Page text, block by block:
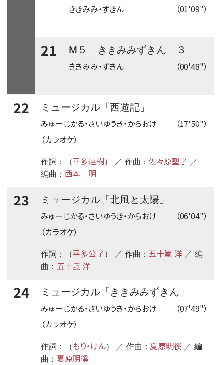
（01'09"）
ききみみ・ずきん
21
M５ ききみみずきん ３
（00'48"）
ききみみ・ずきん
22
ミュージカル「西遊記」
（17'50"）
みゅーじかる・さいゆうき・からおけ
（カラオケ）
作詞：（平多達樹） ／ 作曲： 佐々原聖子 ／
編曲： 西本 明
23
ミュージカル「北風と太陽」
（06'04"）
みゅーじかる・さいゆうき・からおけ
（カラオケ）
作詞：（平多公了） ／ 作曲： 五十嵐 洋 ／ 編
曲： 五十嵐 洋
24
ミュージカル「ききみみずきん」
（07'49"）
みゅーじかる・さいゆうき・からおけ
（カラオケ）
作詞：（もり・けん） ／ 作曲： 夏原明徯 ／ 編
曲： 夏原明徯